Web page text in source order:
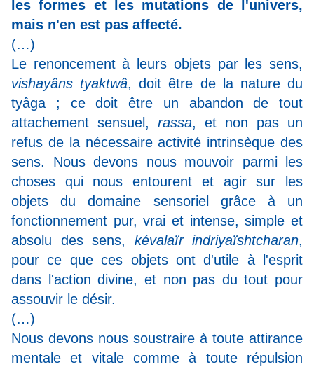
les formes et les mutations de l'univers,
mais n'en est pas affecté.
(…)
Le renoncement à leurs objets par les sens,
vishayâns tyaktwâ, doit être de la nature du
tyâga ; ce doit être un abandon de tout
attachement sensuel, rassa, et non pas un
refus de la nécessaire activité intrinsèque des
sens. Nous devons nous mouvoir parmi les
choses qui nous entourent et agir sur les
objets du domaine sensoriel grâce à un
fonctionnement pur, vrai et intense, simple et
absolu des sens, kévalaïr indriyaïshtcharan,
pour ce que ces objets ont d'utile à l'esprit
dans l'action divine, et non pas du tout pour
assouvir le désir.
(…)
Nous devons nous soustraire à toute attirance
mentale et vitale comme à toute répulsion